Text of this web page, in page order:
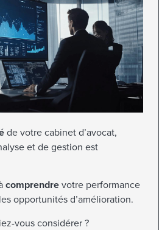
de votre cabinet d’avocat,
et de gestion est
comprendre votre performance
les opportunités d’amélioration.
vous considérer ?